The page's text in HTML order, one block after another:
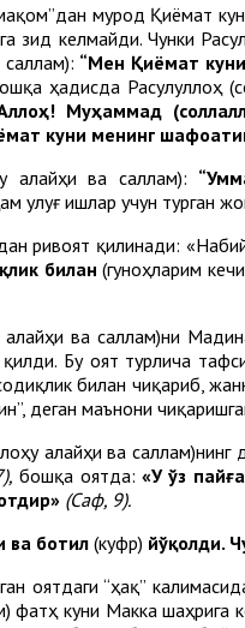
мурод Қиёмат
зид келмайди. Чунки
“Мен Қиёмат
ҳадисда Расулуллоҳ
Муҳаммад
куни менинг
алайҳи ва саллам):
улуғ ишлар учун турган
ривоят қилинади:
билан(гуноҳларим
алайҳи ва саллам)ни
Бу оят турлича
билан чиқариб,
деган маънони
алайҳи ва
бошқа оятда:«У ўз
» (Саф, 9).
ва ботил (куфр) йўқолди.
оятдаги “ҳақ”
фатҳ куни Макка